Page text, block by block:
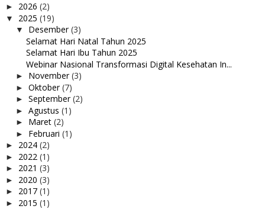
► 2026 (2)
▼ 2025 (19)
▼ Desember(3)
Selamat Hari Natal Tahun 2025
Selamat Hari Ibu Tahun 2025
Webinar Nasional Transformasi Digital Kesehatan In...
► November(3)
► Oktober(7)
► September(2)
► Agustus (1)
► Maret (2)
► Februari (1)
► 2024 (2)
► 2022 (1)
► 2021 (3)
► 2020 (3)
► 2017 (1)
► 2015 (1)